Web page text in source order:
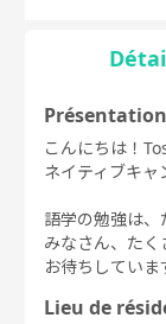
こんにちは！
ネイティブキ
語学の勉強は
みなさん、たく
お待ちしてい
Lieu de